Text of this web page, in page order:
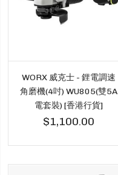
WORX 威克士 - 鋰電調速
角磨機(4吋) WU805(雙5A
電套裝) [香港行貨]
$1,100.00